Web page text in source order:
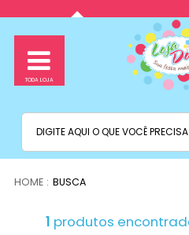
BUSCA
1 produtos